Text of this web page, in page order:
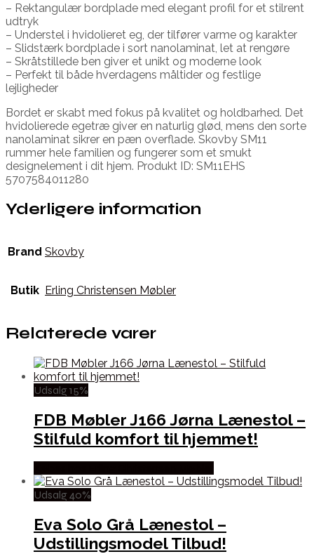
– Rektangulær bordplade med elegant profil for et stilrent
udtryk
– Understel i hvidolieret eg, der tilfører varme og karakter
– Slidstærk bordplade i sort nanolaminat, let at rengøre
– Skråtstillede ben giver et unikt og moderne look
– Perfekt til både hverdagens måltider og festlige
lejligheder
Bordet er skabt med fokus på kvalitet og holdbarhed. Det
hvidolierede egetræ giver en naturlig glød, mens den sorte
nanolaminat sikrer en pæn overflade. Skovby SM11
rummer hele familien og fungerer som et smukt
designelement i dit hjem. Produkt ID: SM11EHS
5707584011280
Yderligere information
Brand Skovby
Butik Erling Christensen Møbler
Relaterede varer
Udsalg 15%
FDB Møbler J166 Jørna Lænestol –
Stilfuld komfort til hjemmet!
Udsalg 40%
Eva Solo Grå Lænestol –
Udstillingsmodel Tilbud!